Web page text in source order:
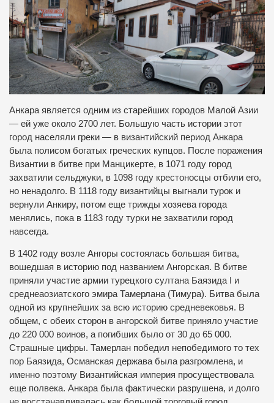
Анкара является одним из старейших городов Малой Азии
— ей уже около 2700 лет. Большую часть истории этот
город населяли греки — в византийский период Анкара
была полисом богатых греческих купцов. После поражения
Византии в битве при Манцикерте, в 1071 году город
захватили сельджуки, в 1098 году крестоносцы отбили его,
но ненадолго. В 1118 году византийцы выгнали турок и
вернули Анкиру, потом еще трижды хозяева города
менялись, пока в 1183 году турки не захватили город
навсегда.
В 1402 году возле Ангоры состоялась большая битва,
вошедшая в историю под названием Ангорская. В битве
приняли участие армии турецкого султана Баязида I и
среднеаозиатского эмира Тамерлана (Тимура). Битва была
одной из крупнейших за всю историю средневековья. В
общем, с обеих сторон в ангорской битве приняло участие
до 220 000 воинов, а погибших было от 30 до 65 000.
Страшные цифры. Тамерлан победил непобедимого то тех
пор Баязида, Османская держава была разгромлена, и
именно поэтому Византийская империя просуществовала
еще полвека. Анкара была фактически разрушена, и долго